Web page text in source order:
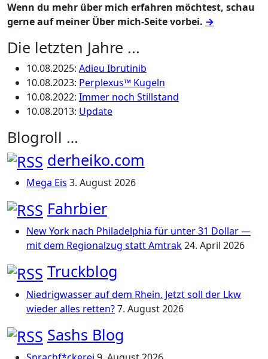
Wenn du mehr über mich erfahren möchtest, schau
gerne auf meiner Über mich-Seite vorbei. →
Die letzten Jahre ...
10.08.2025: Adieu Ibrutinib
10.08.2023: Perplexus™ Kugeln
10.08.2022: Immer noch Stillstand
10.08.2013: Update
Blogroll …
derheiko.com
Mega Eis 3. August 2026
Fahrbier
New York nach Philadelphia für unter 31 Dollar —
mit dem Regionalzug statt Amtrak24. April 2026
Truckblog
Niedrigwasser auf dem Rhein. Jetzt soll der Lkw
wieder alles retten?7. August 2026
Sashs Blog